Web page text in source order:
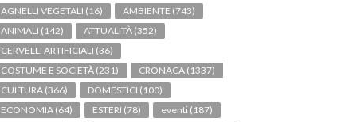
AGNELLI VEGETALI (16) AMBIENTE (743)
ANIMALI (142) ATTUALITÀ (352)
CERVELLI ARTIFICIALI (36)
COSTUME E SOCIETÀ (231) CRONACA (1337)
CULTURA (366) DOMESTICI (100)
ECONOMIA (64) ESTERI (78) eventi (187)